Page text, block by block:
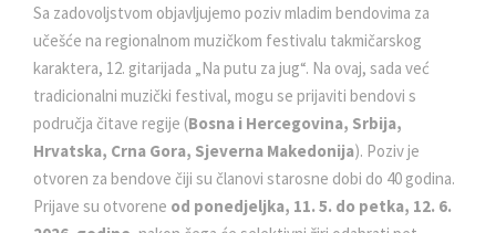
Sa zadovoljstvom objavljujemo poziv mladim bendovima za
učešće na regionalnom muzičkom festivalu takmičarskog
karaktera, 12. gitarijada „Na putu za jug“. Na ovaj, sada već
tradicionalni muzički festival, mogu se prijaviti bendovi s
područja čitave regije (Bosna i Hercegovina, Srbija,
Hrvatska, Crna Gora, Sjeverna Makedonija). Poziv je
otvoren za bendove čiji su članovi starosne dobi do 40 godina.
Prijave su otvorene od ponedjeljka, 11. 5. do petka, 12. 6.